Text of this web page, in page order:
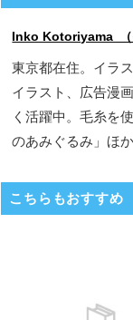
Inko Kotoriyama （
東京都在住。イラ
イラスト、広告漫
く活躍中。毛糸を
のあみぐるみ」ほ
こちらもおすすめ